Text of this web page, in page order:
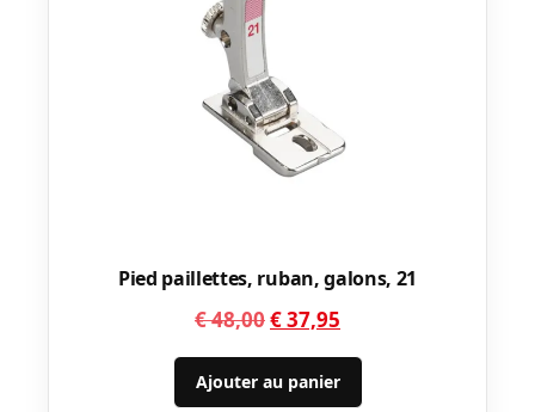
Pied paillettes, ruban, galons, 21
€48,00Le
prix
initial
€37,95
prix
actuel
Ajouter au panier